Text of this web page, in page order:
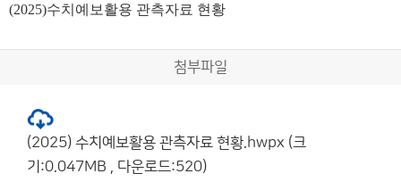
(2025)수치예보활용 관측자료 현황
첨부파일
(2025) 수치예보활용 관측자료 현황.hwpx (크
기:0.047MB , 다운로드:520)